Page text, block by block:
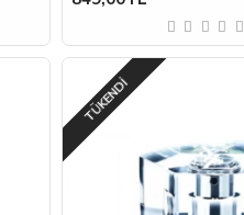
TÜKENDI